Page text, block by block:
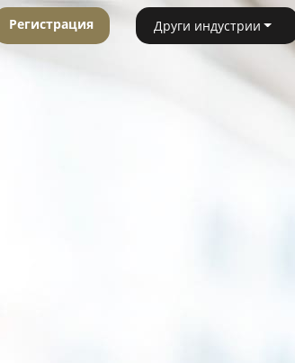
Регистрация Други индустрии